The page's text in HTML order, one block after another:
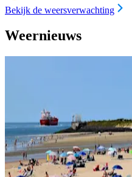
Bekijk de weersverwachting
Weernieuws